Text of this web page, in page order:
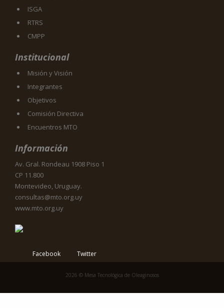
ISGA
RTRS
CMPP
Institucional
Misión y Visión
Integrantes
Objetivos
Comisión Directiva
Encuentros MTO
Información
Av. Gral. Rondeau 1908 Piso 1
CP 11.800
Montevideo, Uruguay.
consultas@mto.org.uy
www.mto.org.uy
Facebook Twitter
2026 © Mesa Tecnológica de Oleaginosos